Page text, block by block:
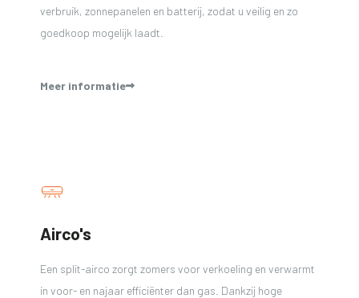
verbruik, zonnepanelen en batterij, zodat u veilig en zo
goedkoop mogelijk laadt.
Meer informatie
Airco's
Een split-airco zorgt zomers voor verkoeling en verwarmt
in voor- en najaar efficiënter dan gas. Dankzij hoge